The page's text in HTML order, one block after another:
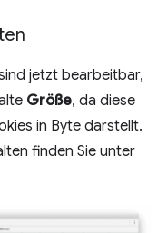
jetzt bearbeitbar,
Größe, da diese
in Byte darstellt.
finden Sie unter